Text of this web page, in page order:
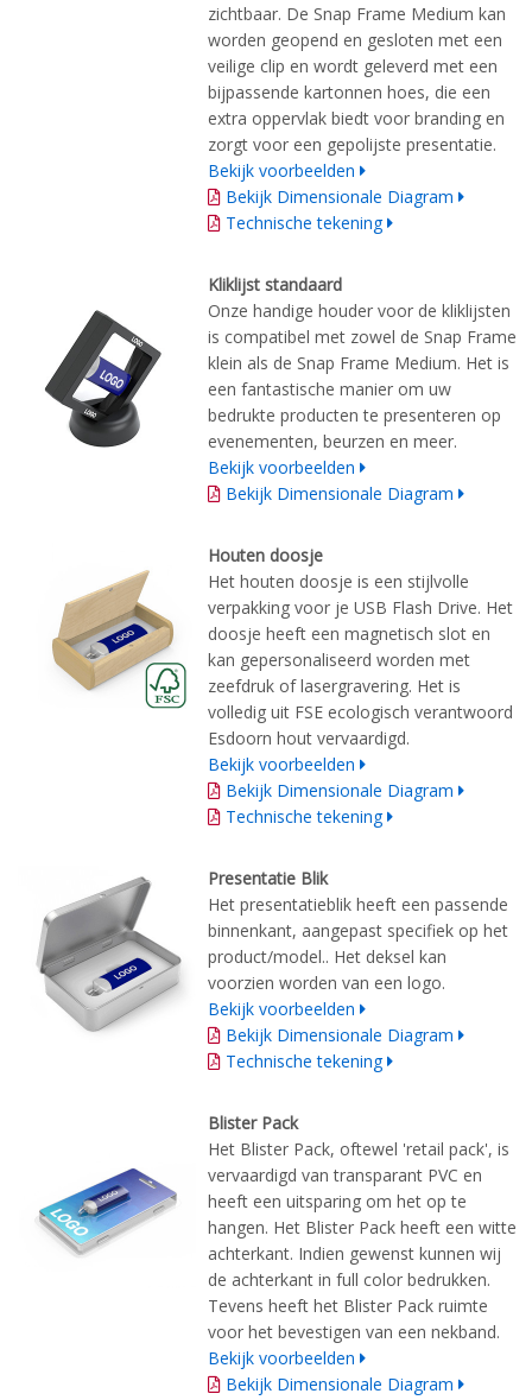
zichtbaar. De Snap Frame Medium kan
worden geopend en gesloten met een
veilige clip en wordt geleverd met een
bijpassende kartonnen hoes, die een
extra oppervlak biedt voor branding en
zorgt voor een gepolijste presentatie.
Bekijk voorbeelden
Bekijk Dimensionale Diagram
Technische tekening
Kliklijst standaard
Onze handige houder voor de kliklijsten
is compatibel met zowel de Snap Frame
klein als de Snap Frame Medium. Het is
een fantastische manier om uw
bedrukte producten te presenteren op
evenementen, beurzen en meer.
Bekijk voorbeelden
Bekijk Dimensionale Diagram
Houten doosje
Het houten doosje is een stijlvolle
verpakking voor je USB Flash Drive. Het
doosje heeft een magnetisch slot en
kan gepersonaliseerd worden met
zeefdruk of lasergravering. Het is
volledig uit FSE ecologisch verantwoord
Esdoorn hout vervaardigd.
Bekijk voorbeelden
Bekijk Dimensionale Diagram
Technische tekening
Presentatie Blik
Het presentatieblik heeft een passende
binnenkant, aangepast specifiek op het
product/model.. Het deksel kan
voorzien worden van een logo.
Bekijk voorbeelden
Bekijk Dimensionale Diagram
Technische tekening
Blister Pack
Het Blister Pack, oftewel 'retail pack', is
vervaardigd van transparant PVC en
heeft een uitsparing om het op te
hangen. Het Blister Pack heeft een witte
achterkant. Indien gewenst kunnen wij
de achterkant in full color bedrukken.
Tevens heeft het Blister Pack ruimte
voor het bevestigen van een nekband.
Bekijk voorbeelden
Bekijk Dimensionale Diagram